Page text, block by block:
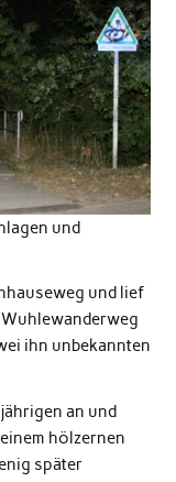
und
und lief
ihn unbekannten
an und
hölzernen
später